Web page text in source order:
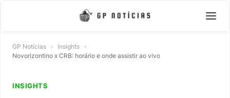
GP Notícias » Insights »
Novorizontino x CRB: horário e onde assistir ao vivo
INSIGHTS